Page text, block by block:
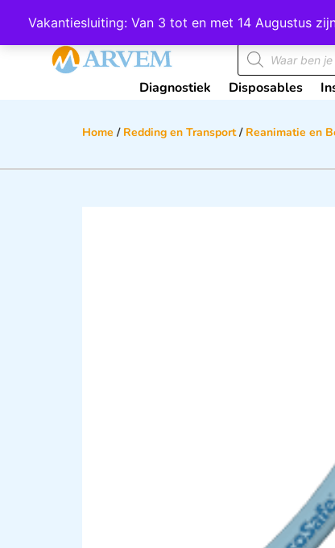
Vakantiesluiting: Van 3 tot en met 14 Augustus
Wij scoren een 4,8 op Google
Diagnostiek Disposables
Home / Redding en Transport/ Reanimatie en